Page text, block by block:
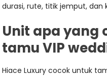
durasi, rute, titik jemput, dan
Unit apa yang
tamu VIP
Hiace Luxury cocok untuk